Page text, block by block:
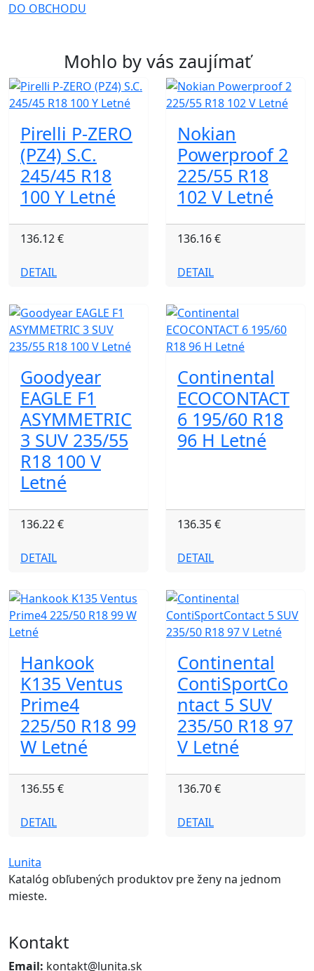
DO OBCHODU
Mohlo by vás zaujímať
Pirelli P-ZERO
(PZ4) S.C.
245/45 R18
100 Y Letné
136.12 €
DETAIL
Nokian
Powerproof 2
225/55 R18
102 V Letné
136.16 €
DETAIL
Goodyear
EAGLE F1
ASYMMETRIC
3 SUV 235/55
R18 100 V
Letné
136.22 €
DETAIL
Continental
ECOCONTACT
6 195/60 R18
96 H Letné
136.35 €
DETAIL
Hankook
K135 Ventus
Prime4
225/50 R18 99
W Letné
136.55 €
DETAIL
Continental
ContiSportCo
ntact 5 SUV
235/50 R18 97
V Letné
136.70 €
DETAIL
Lunita
Katalóg obľubených produktov pre ženy na jednom
mieste.
Kontakt
Email: kontakt@lunita.sk